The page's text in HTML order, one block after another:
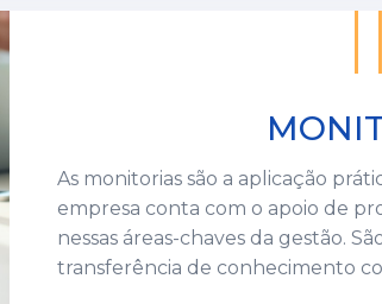
os conteúdos são adaptados aos
As monitorias são a aplicação prática do conhecimento em gestão. A
empresa conta com o apoio de
nessas áreas-chaves da gestão.
transferência de conhecimento